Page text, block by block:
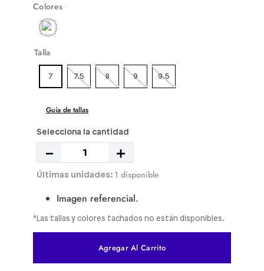
Colores
Talla
7 7.5 8 9 9.5
Guía de tallas
＋
－
1 disponible
Imagen referencial.
*Las tallas y colores tachados no están disponibles.
Agregar Al Carrito